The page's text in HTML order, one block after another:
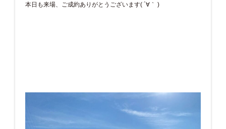
本日も来場、ご成約ありがとうございます( ´∀｀ )